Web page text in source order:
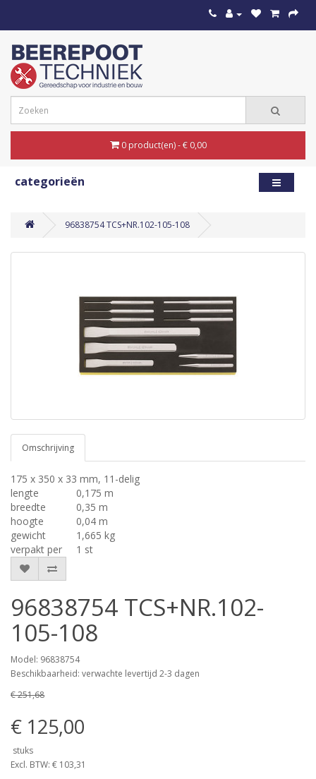
0 product(en) - € 0,00
categorieën
96838754 TCS+NR.102-105-108
Omschrijving
175 x 350 x 33 mm, 11-delig
lengte
0,175 m
breedte
0,35 m
hoogte
0,04 m
gewicht
1,665 kg
verpakt per
1 st
96838754 TCS+NR.102-
105-108
Model: 96838754
Beschikbaarheid: verwachte levertijd 2-3 dagen
€ 251,68
€ 125,00
stuks
Excl. BTW: € 103,31